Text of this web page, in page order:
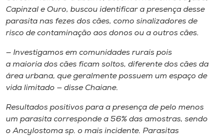
Capinzal e Ouro, buscou identificar a presença desse
parasita nas fezes dos cães, como sinalizadores de
risco de contaminação aos donos ou a outros cães.
— Investigamos em comunidades rurais pois
a maioria dos cães ficam soltos, diferente dos cães da
área urbana, que geralmente possuem um espaço de
vida limitado — disse Chaiane.
Resultados positivos para a presença de pelo menos
um parasita corresponde a 56% das amostras, sendo
oAncylostoma sp. o mais incidente. Parasitas